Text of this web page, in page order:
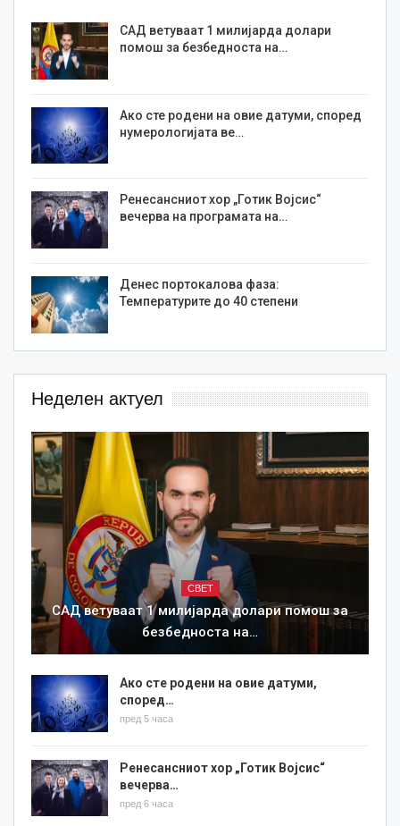
САД ветуваат 1 милијарда долари
помош за безбедноста на…
Ако сте родени на овие датуми, според
нумерологијата ве…
Ренесансниот хор „Готик Војсис“
вечерва на програмата на…
Денес портокалова фаза:
Температурите до 40 степени
Неделен актуел
СВЕТ
САД ветуваат 1 милијарда долари помош за
безбедноста на…
Ако сте родени на овие датуми,
според…
пред 5 часа
Ренесансниот хор „Готик Војсис“
вечерва…
пред 6 часа